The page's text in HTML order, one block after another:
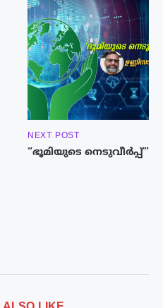
NEXT POST
“ഭൂമിയുടെ നെടുവീർപ്പ്”